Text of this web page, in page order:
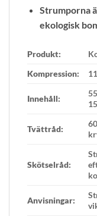
Strumporna
ekologisk
Produkt:
Kompression:
Innehåll:
Tvättråd:
Skötselråd:
Anvisningar: